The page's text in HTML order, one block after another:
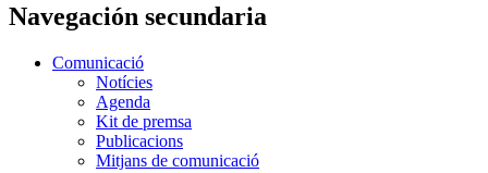
Navegación secundaria
Comunicació
Notícies
Agenda
Kit de premsa
Publicacions
Mitjans de comunicació